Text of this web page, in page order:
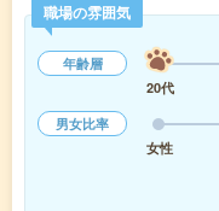
職場の雰囲気
年齢層
20代
男女比率
女性